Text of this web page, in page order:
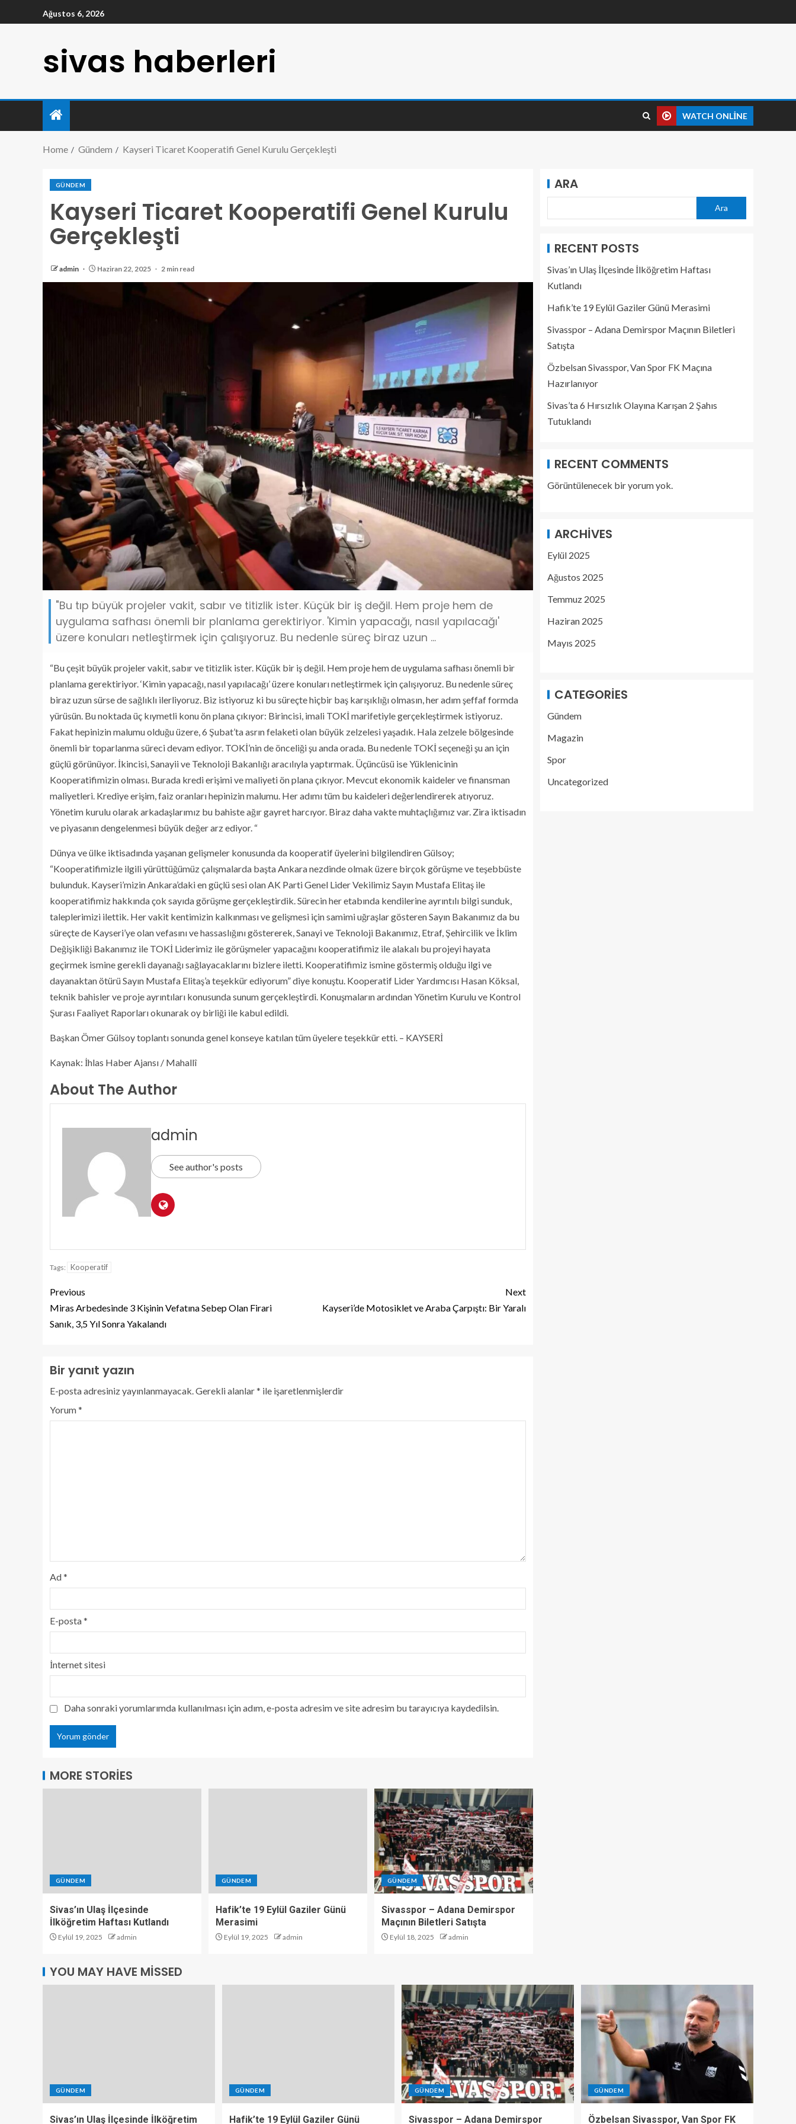
Ağustos 6, 2026
sivas haberleri
WATCH ONLINE
Home Gündem Kayseri Ticaret Kooperatifi Genel Kurulu Gerçekleşti
GÜNDEM
Kayseri Ticaret Kooperatifi Genel Kurulu
Gerçekleşti
admin Haziran 22, 2025 2 min read
"Bu tıp büyük projeler vakit, sabır ve titizlik ister. Küçük bir iş değil. Hem proje hem de
uygulama safhası önemli bir planlama gerektiriyor. 'Kimin yapacağı, nasıl yapılacağı'
üzere konuları netleştirmek için çalışıyoruz. Bu nedenle süreç biraz uzun ...
“Bu çeşit büyük projeler vakit, sabır ve titizlik ister. Küçük bir iş değil. Hem proje hem de uygulama safhası önemli bir
planlama gerektiriyor. ‘Kimin yapacağı, nasıl yapılacağı’ üzere konuları netleştirmek için çalışıyoruz. Bu nedenle süreç
biraz uzun sürse de sağlıklı ilerliyoruz. Biz istiyoruz ki bu süreçte hiçbir baş karışıklığı olmasın, her adım şeffaf formda
yürüsün. Bu noktada üç kıymetli konu ön plana çıkıyor: Birincisi, imali TOKİ marifetiyle gerçekleştirmek istiyoruz.
Fakat hepinizin malumu olduğu üzere, 6 Şubat’ta asrın felaketi olan büyük zelzelesi yaşadık. Hala zelzele bölgesinde
önemli bir toparlanma süreci devam ediyor. TOKİ’nin de önceliği şu anda orada. Bu nedenle TOKİ seçeneği şu an için
güçlü görünüyor. İkincisi, Sanayii ve Teknoloji Bakanlığı aracılıyla yaptırmak. Üçüncüsü ise Yüklenicinin
Kooperatifimizin olması. Burada kredi erişimi ve maliyeti ön plana çıkıyor. Mevcut ekonomik kaideler ve finansman
maliyetleri. Krediye erişim, faiz oranları hepinizin malumu. Her adımı tüm bu kaideleri değerlendirerek atıyoruz.
Yönetim kurulu olarak arkadaşlarımız bu bahiste ağır gayret harcıyor. Biraz daha vakte muhtaçlığımız var. Zira iktisadın
ve piyasanın dengelenmesi büyük değer arz ediyor. “
Dünya ve ülke iktisadında yaşanan gelişmeler konusunda da kooperatif üyelerini bilgilendiren Gülsoy;
“Kooperatifimizle ilgili yürüttüğümüz çalışmalarda başta Ankara nezdinde olmak üzere birçok görüşme ve teşebbüste
bulunduk. Kayseri’mizin Ankara’daki en güçlü sesi olan AK Parti Genel Lider Vekilimiz Sayın Mustafa Elitaş ile
kooperatifimiz hakkında çok sayıda görüşme gerçekleştirdik. Sürecin her etabında kendilerine ayrıntılı bilgi sunduk,
taleplerimizi ilettik. Her vakit kentimizin kalkınması ve gelişmesi için samimi uğraşlar gösteren Sayın Bakanımız da bu
süreçte de Kayseri’ye olan vefasını ve hassaslığını göstererek, Sanayi ve Teknoloji Bakanımız, Etraf, Şehircilik ve İklim
Değişikliği Bakanımız ile TOKİ Liderimiz ile görüşmeler yapacağını kooperatifimiz ile alakalı bu projeyi hayata
geçirmek ismine gerekli dayanağı sağlayacaklarını bizlere iletti. Kooperatifimiz ismine göstermiş olduğu ilgi ve
dayanaktan ötürü Sayın Mustafa Elitaş’a teşekkür ediyorum” diye konuştu. Kooperatif Lider Yardımcısı Hasan Köksal,
teknik bahisler ve proje ayrıntıları konusunda sunum gerçekleştirdi. Konuşmaların ardından Yönetim Kurulu ve Kontrol
Şurası Faaliyet Raporları okunarak oy birliği ile kabul edildi.
Başkan Ömer Gülsoy toplantı sonunda genel konseye katılan tüm üyelere teşekkür etti. – KAYSERİ
Kaynak: İhlas Haber Ajansı / Mahallî
About The Author
admin
See author's posts
Tags: Kooperatif
Previous
Miras Arbedesinde 3 Kişinin Vefatına Sebep Olan Firari
Sanık, 3,5 Yıl Sonra Yakalandı
Next
Kayseri’de Motosiklet ve Araba Çarpıştı: Bir Yaralı
Bir yanıt yazın
E-posta adresiniz yayınlanmayacak.Gerekli alanlar* ile işaretlenmişlerdir
Yorum*
Ad*
E-posta*
İnternet sitesi
Daha sonraki yorumlarımda kullanılması için adım, e-posta adresim ve site adresim bu tarayıcıya kaydedilsin.
MORE STORIES
GÜNDEM
Sivas’ın Ulaş İlçesinde
İlköğretim Haftası Kutlandı
Eylül 19, 2025 admin
GÜNDEM
Hafik’te 19 Eylül Gaziler Günü
Merasimi
Eylül 19, 2025 admin
GÜNDEM
Sivasspor – Adana Demirspor
Maçının Biletleri Satışta
Eylül 18, 2025 admin
ARA
Ara
RECENT POSTS
Sivas’ın Ulaş İlçesinde İlköğretim Haftası
Kutlandı
Hafik’te 19 Eylül Gaziler Günü Merasimi
Sivasspor – Adana Demirspor Maçının Biletleri
Satışta
Özbelsan Sivasspor, Van Spor FK Maçına
Hazırlanıyor
Sivas’ta 6 Hırsızlık Olayına Karışan 2 Şahıs
Tutuklandı
RECENT COMMENTS
Görüntülenecek bir yorum yok.
ARCHIVES
Eylül 2025
Ağustos 2025
Temmuz 2025
Haziran 2025
Mayıs 2025
CATEGORIES
Gündem
Magazin
Spor
Uncategorized
YOU MAY HAVE MISSED
GÜNDEM
Sivas’ın Ulaş İlçesinde İlköğretim
GÜNDEM
Hafik’te 19 Eylül Gaziler Günü
GÜNDEM
Sivasspor – Adana Demirspor
GÜNDEM
Özbelsan Sivasspor, Van Spor FK